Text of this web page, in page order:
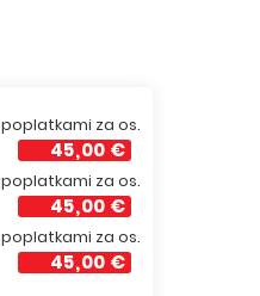
poplatkami za os.
45,00 €
poplatkami za os.
45,00 €
poplatkami za os.
45,00 €